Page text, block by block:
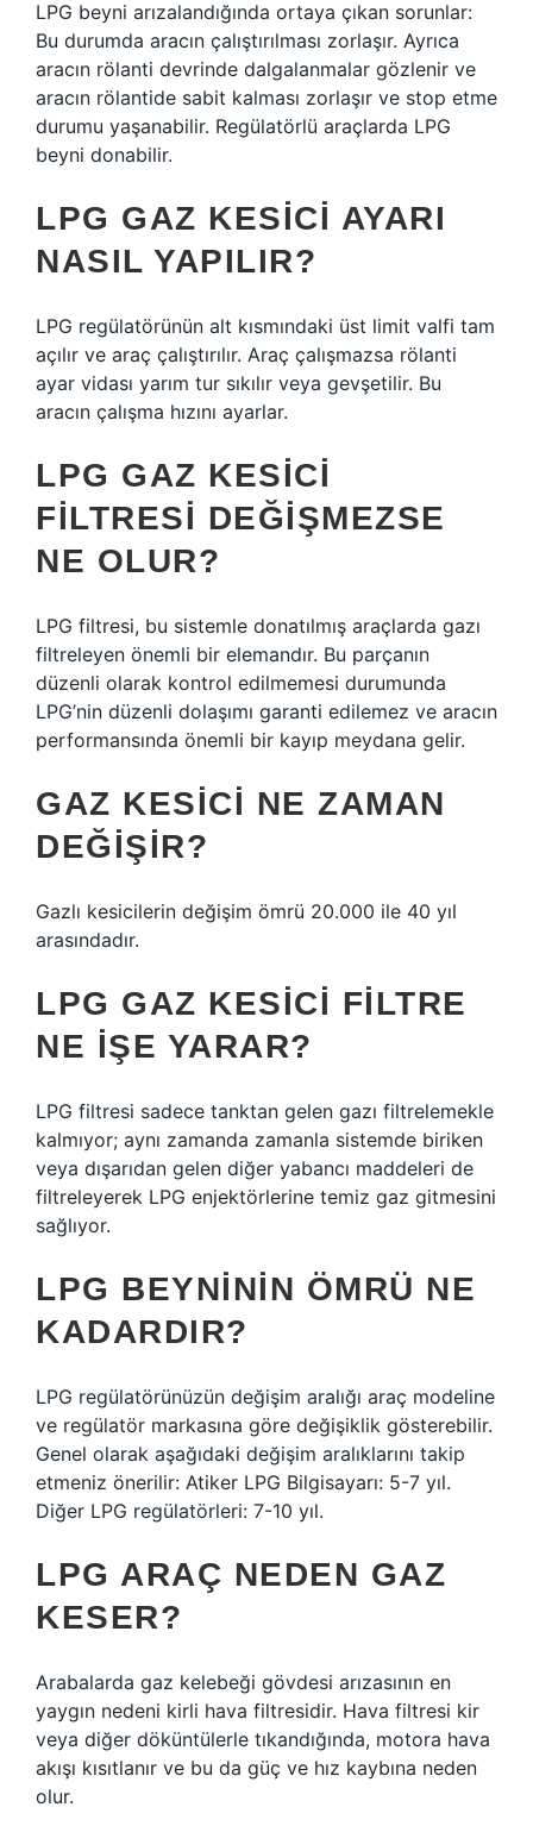
LPG beyni arızalandığında ortaya çıkan sorunlar:
Bu durumda aracın çalıştırılması zorlaşır. Ayrıca
aracın rölanti devrinde dalgalanmalar gözlenir ve
aracın rölantide sabit kalması zorlaşır ve stop etme
durumu yaşanabilir. Regülatörlü araçlarda LPG
beyni donabilir.
LPG GAZ KESICI AYARI
NASIL YAPILIR?
LPG regülatörünün alt kısmındaki üst limit valfi tam
açılır ve araç çalıştırılır. Araç çalışmazsa rölanti
ayar vidası yarım tur sıkılır veya gevşetilir. Bu
aracın çalışma hızını ayarlar.
LPG GAZ KESICI
FILTRESI DEĞIŞMEZSE
NE OLUR?
LPG filtresi, bu sistemle donatılmış araçlarda gazı
filtreleyen önemli bir elemandır. Bu parçanın
düzenli olarak kontrol edilmemesi durumunda
LPG’nin düzenli dolaşımı garanti edilemez ve aracın
performansında önemli bir kayıp meydana gelir.
GAZ KESICI NE ZAMAN
DEĞIŞIR?
Gazlı kesicilerin değişim ömrü 20.000 ile 40 yıl
arasındadır.
LPG GAZ KESICI FILTRE
NE IŞE YARAR?
LPG filtresi sadece tanktan gelen gazı filtrelemekle
kalmıyor; aynı zamanda zamanla sistemde biriken
veya dışarıdan gelen diğer yabancı maddeleri de
filtreleyerek LPG enjektörlerine temiz gaz gitmesini
sağlıyor.
LPG BEYNININ ÖMRÜ NE
KADARDIR?
LPG regülatörünüzün değişim aralığı araç modeline
ve regülatör markasına göre değişiklik gösterebilir.
Genel olarak aşağıdaki değişim aralıklarını takip
etmeniz önerilir: Atiker LPG Bilgisayarı: 5-7 yıl.
Diğer LPG regülatörleri: 7-10 yıl.
LPG ARAÇ NEDEN GAZ
KESER?
Arabalarda gaz kelebeği gövdesi arızasının en
yaygın nedeni kirli hava filtresidir. Hava filtresi kir
veya diğer döküntülerle tıkandığında, motora hava
akışı kısıtlanır ve bu da güç ve hız kaybına neden
olur.